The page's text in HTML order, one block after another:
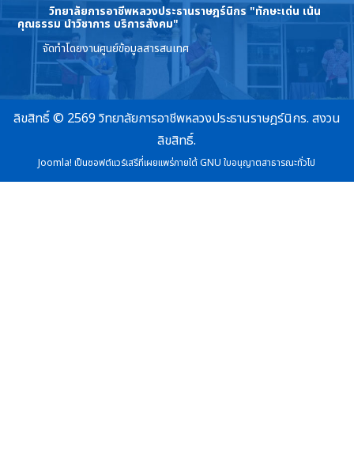
วิทยาลัยการอาชีพหลวงประธานราษฎร์นิกร "ทักษะเด่น เน้น
คุณธรรม นำวิชาการ บริการสังคม"
จัดทำโดยงานศูนย์ข้อมูลสารสนเทศ
ลิขสิทธิ์ © 2569 วิทยาลัยการอาชีพหลวงประธานราษฎร์นิกร. สงวน
ลิขสิทธิ์.
Joomla! เป็นซอฟต์แวร์เสรีที่เผยแพร่ภายใต้GNU ใบอนุญาตสาธารณะทั่วไป